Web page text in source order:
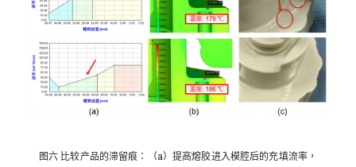
图六 比较产品的滞留痕：（a）提高熔胶进入模腔后的充填流率，